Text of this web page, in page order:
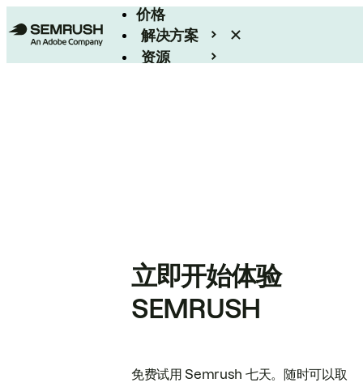
价格
解决方案
资源
立即开始体验
SEMRUSH
免费试用 Semrush 七天。随时可以取